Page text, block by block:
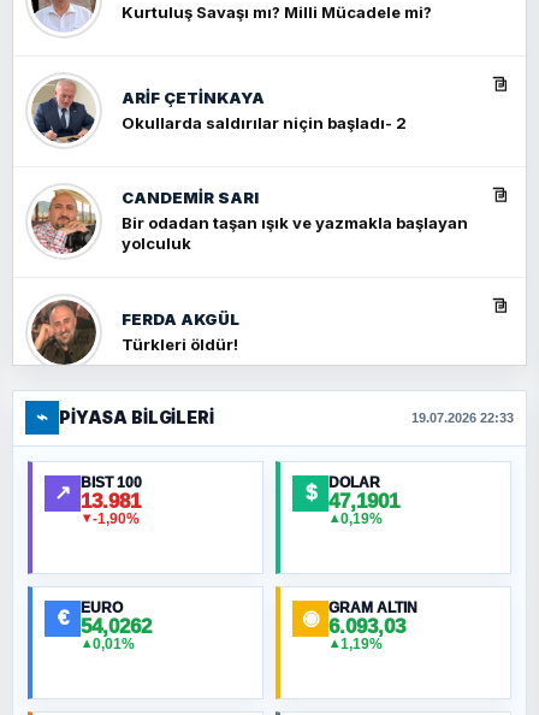
Kurtuluş Savaşı mı? Milli Mücadele mi?
ARIF ÇETİNKAYA
Okullarda saldırılar niçin başladı- 2
CANDEMIR SARI
Bir odadan taşan ışık ve yazmakla başlayan
yolculuk
FERDA AKGÜL
Türkleri öldür!
FERHAT BÜYÜKKALKAN
Ankara Zirvesi: NATO Toplantısı mı, Yeni
Ortadoğu Haritasının Provası mı?
MURAT ÖZKAN
⌁ PIYASA BILGILERI 19.07.2026 22:33
↗ BIST 100
13.981
▼-1,90%
$ DOLAR
47,1901
▲0,19%
€ EURO
54,0262
▲0,01%
◉ GRAM ALTIN
6.093,03
▲1,19%